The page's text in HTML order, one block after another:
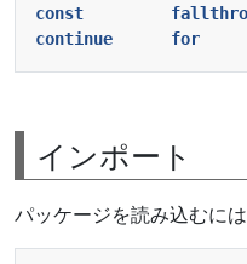
const
continue
for
インポート
パッケージを読み込むには